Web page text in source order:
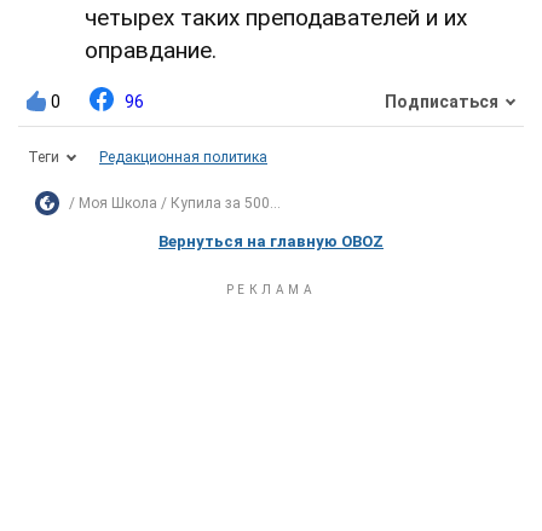
четырех таких преподавателей и их
оправдание.
0 96 Подписаться
Теги Редакционная политика
Моя Школа Купила за 500...
Вернуться на главную OBOZ